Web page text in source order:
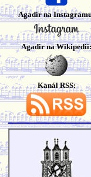
Agadir na
Agadir na Wikipedii:
Kanál RSS: